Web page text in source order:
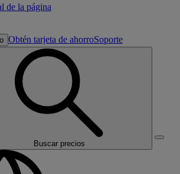
de la página
Obtén tarjeta de ahorroSoporte
Buscar precios